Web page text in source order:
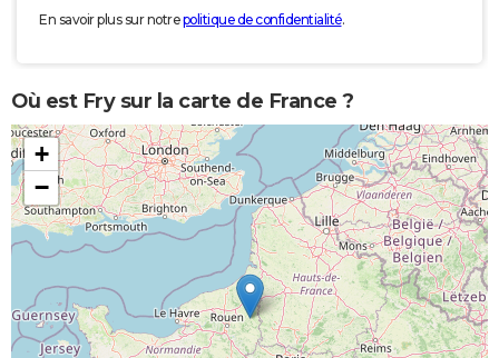
En savoir plus sur notrepolitique de confidentialité.
Où est Fry sur la carte de France ?
+
−